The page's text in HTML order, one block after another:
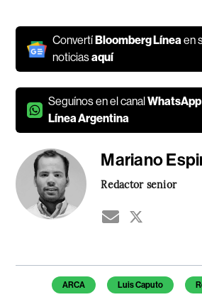
Convertí Bloomberg Líneaen
noticiasaquí
Seguínos en el canalWhatsApp
Línea Argentina
Mariano
Redactor senior
Temas de este artículo
ARCA Luis Caputo